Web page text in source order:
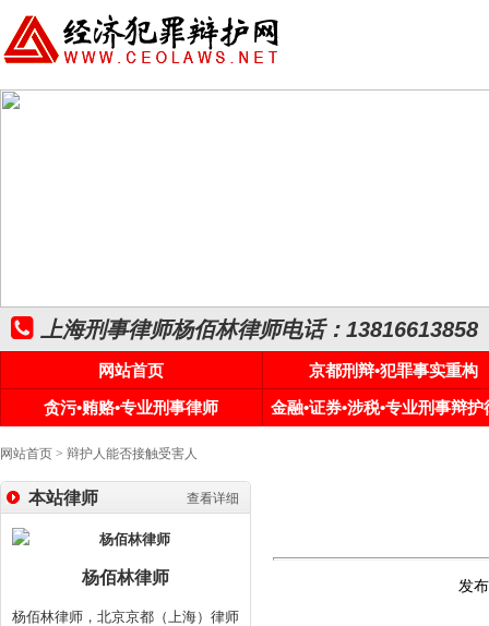
上海刑事律师杨佰林律师电话：13816613858
网站首页
京都刑辩•犯罪事实重构
贪污•贿赂•专业刑事律师
金融•证券•涉税•专业刑事辩护
网站首页 > 辩护人能否接触受害人
查看详细
本站律师
杨佰林律师
杨佰林律师，北京京都（上海）律师
发